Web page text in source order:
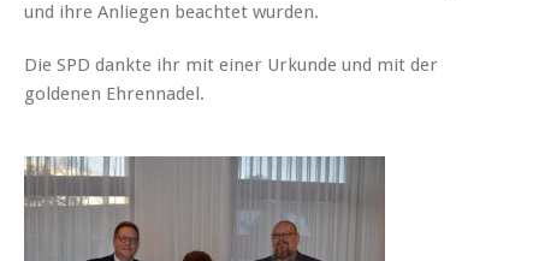
und ihre Anliegen beachtet wurden.
Die SPD dankte ihr mit einer Urkunde und mit der
goldenen Ehrennadel.